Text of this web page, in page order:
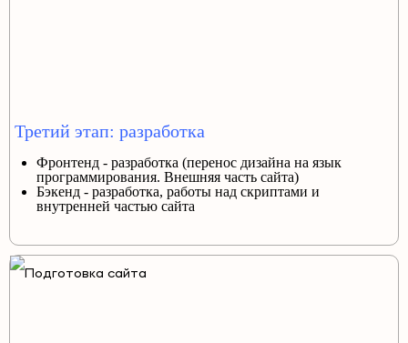
Третий этап: разработка
Фронтенд - разработка (перенос дизайна на язык
программирования. Внешняя часть сайта)
Бэкенд - разработка, работы над скриптами и
внутренней частью сайта